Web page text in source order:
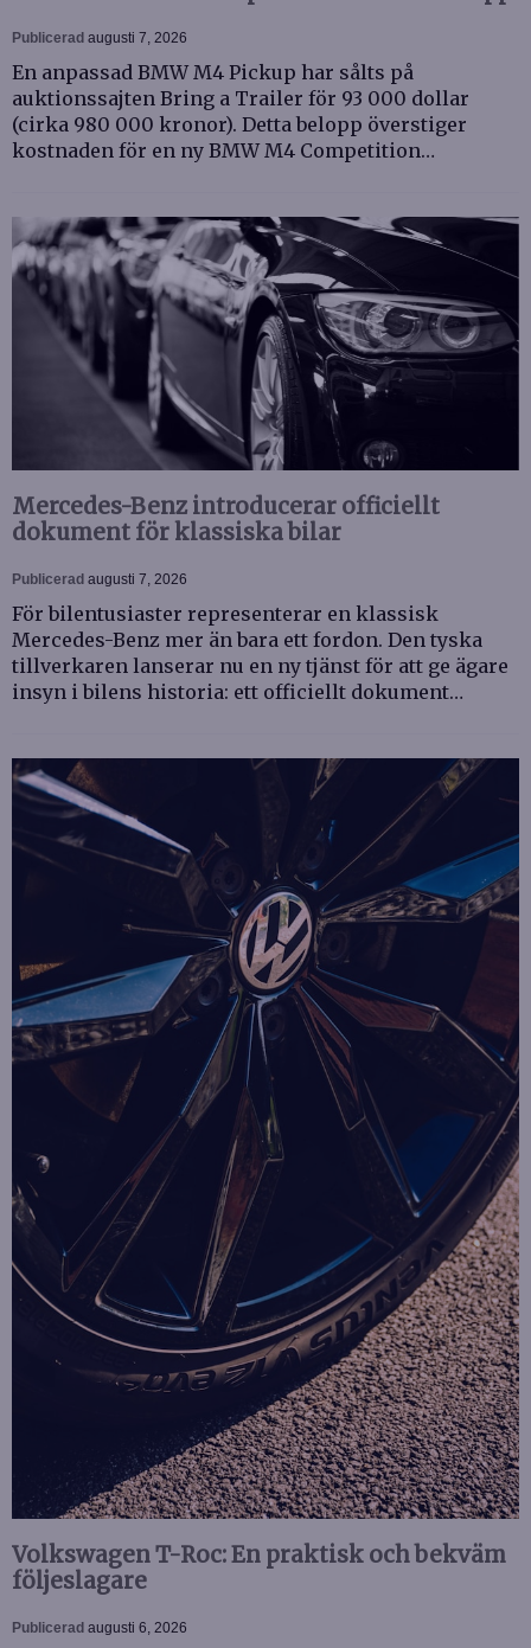
Publicerad augusti 7, 2026
En anpassad BMW M4 Pickup har sålts på
auktionssajten Bring a Trailer för 93 000 dollar
(cirka 980 000 kronor). Detta belopp överstiger
kostnaden för en ny BMW M4 Competition…
Mercedes-Benz introducerar officiellt
dokument för klassiska bilar
Publicerad augusti 7, 2026
För bilentusiaster representerar en klassisk
Mercedes-Benz mer än bara ett fordon. Den tyska
tillverkaren lanserar nu en ny tjänst för att ge ägare
insyn i bilens historia: ett officiellt dokument…
Volkswagen T-Roc: En praktisk och bekväm
följeslagare
Publicerad augusti 6, 2026